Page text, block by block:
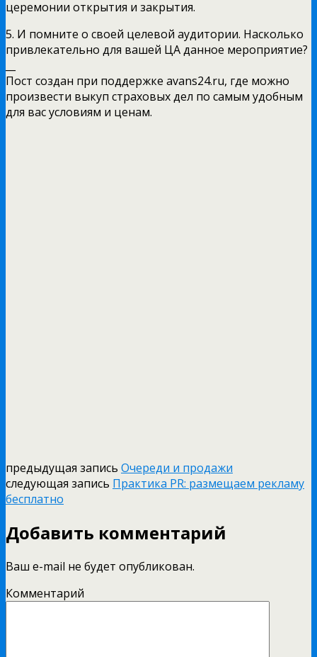
церемонии открытия и закрытия.
5. И помните о своей целевой аудитории. Насколько
привлекательно для вашей ЦА данное мероприятие?
Пост создан при поддержке avans24.ru, где можно
произвести выкуп страховых дел по самым удобным
для вас условиям и ценам.
предыдущая запись Очереди и продажи
следующая запись Практика PR: размещаем рекламу
бесплатно
Добавить комментарий
Ваш e-mail не будет опубликован.
Комментарий